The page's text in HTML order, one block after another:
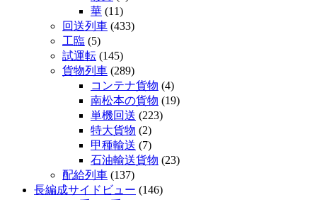
華 (11)
回送列車 (433)
工臨 (5)
試運転 (145)
貨物列車 (289)
コンテナ貨物 (4)
南松本の貨物 (19)
単機回送 (223)
特大貨物 (2)
甲種輸送 (7)
石油輸送貨物 (23)
配給列車 (137)
長編成サイドビュー (146)